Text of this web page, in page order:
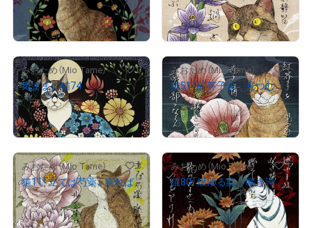
¥ 1,000
売出し（初回販売）
¥1,000
売出し（初回販売）
みおため（Mio Tame） 0
気ままに猫74
¥3,000
売出し（初回販売）
みおため（Mio Tame） 1
猫51「紅芥子を 見つむ心に 赤き情 遠き昔の語り部とならん」
¥1,000
売出し（初回販売）
みおため（Mio Tame） 3
猫11「立てば芍薬、 座れば牡丹、 歩く姿は百合の花」
¥1,000
売出し（初回販売）
みおため（Mio Tame） 1
猫80「燃ゆる紅 咲き誇るほど 儚くて 散りぬるさへも いとをかしけれ」
¥ 3,000
売出し（初回販売）